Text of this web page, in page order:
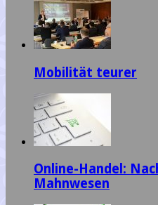
Mobilität teurer
Online-Handel:
Mahnwesen